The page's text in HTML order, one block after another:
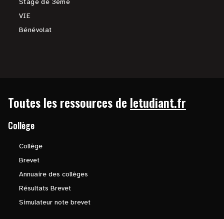
Stage de 3ème
VIE
Bénévolat
Toutes les ressources de letudiant.fr
Collège
Collège
Brevet
Annuaire des collèges
Résultats Brevet
Simulateur note brevet